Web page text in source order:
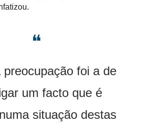
❝
preocupação foi a de
um facto que é
situação destas